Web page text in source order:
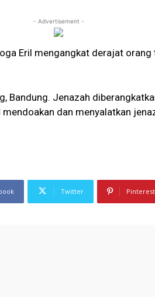
- Advertisement -
Eril mengangkat derajat orang
Bandung. Jenazah
dan menyalatkan
Twitter Pinterest